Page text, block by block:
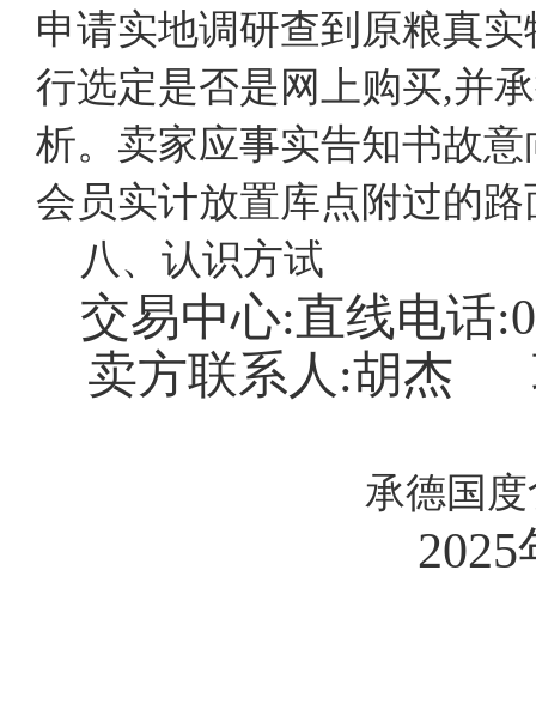
申请实地调研查到原粮真
行选定是否是网上购买,并
析。卖家应事实告知书故
会员实计放置库点附过的
八、认识方试
交易中心:直线电话
卖方联系人:胡杰
承德国
2025